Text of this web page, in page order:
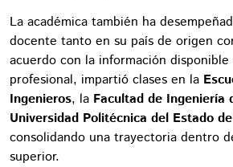
La académica también ha
docente tanto en su país de origen
acuerdo con la información
profesional, impartió clases en la
Ingenieros, la Facultad de Ingeniería
Universidad Politécnica del Estado
consolidando una trayectoria dentro
superior.